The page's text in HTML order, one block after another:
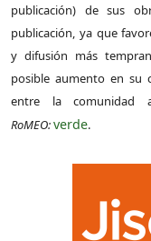
publicación) de sus
publicación, ya que
y difusión más
posible aumento en su
entre la comunidad
RoMEO:verde.